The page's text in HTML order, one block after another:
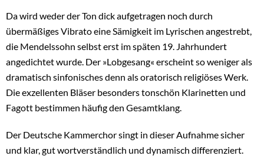
Da wird weder der Ton dick aufgetragen noch durch
übermäßiges Vibrato eine Sämigkeit im Lyrischen angestrebt,
die Mendelssohn selbst erst im späten 19. Jahrhundert
angedichtet wurde. Der »Lobgesang« erscheint so weniger als
dramatisch sinfonisches denn als oratorisch religiöses Werk.
Die exzellenten Bläser besonders tonschön Klarinetten und
Fagott ­bestimmen häufig den Gesamtklang.
Der Deutsche Kammerchor singt in dieser Aufnahme sicher
und klar, gut wortverständlich und dynamisch differenziert.